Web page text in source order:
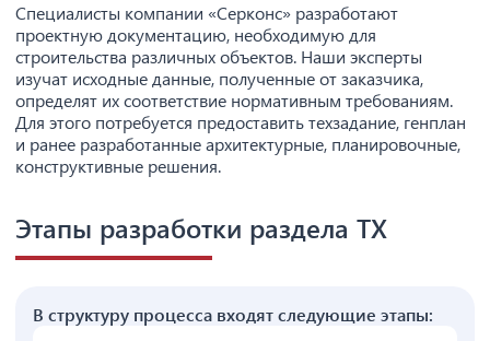
Специалисты компании «Серконс» разработают
проектную документацию, необходимую для
строительства различных объектов. Наши эксперты
изучат исходные данные, полученные от заказчика,
определят их соответствие нормативным требованиям.
Для этого потребуется предоставить техзадание, генплан
и ранее разработанные архитектурные, планировочные,
конструктивные решения.
Этапы разработки раздела ТХ
В структуру процесса входят следующие этапы: